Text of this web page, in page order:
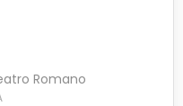
Romano